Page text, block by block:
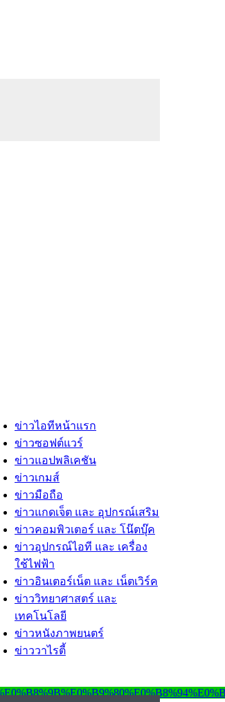
ข่าวไอทีหน้าแรก
ข่าวซอฟต์แวร์
ข่าวแอปพลิเคชัน
ข่าวเกมส์
ข่าวมือถือ
ข่าวแกดเจ็ต และ อุปกรณ์เสริม
ข่าวคอมพิวเตอร์ และ โน๊ตบุ๊ค
ข่าวอุปกรณ์ไอที และ เครื่อง
ใช้ไฟฟ้า
ข่าวอินเตอร์เน็ต และ เน็ตเวิร์ค
ข่าววิทยาศาสตร์ และ
เทคโนโลยี
ข่าวหนังภาพยนตร์
ข่าววาไรตี้